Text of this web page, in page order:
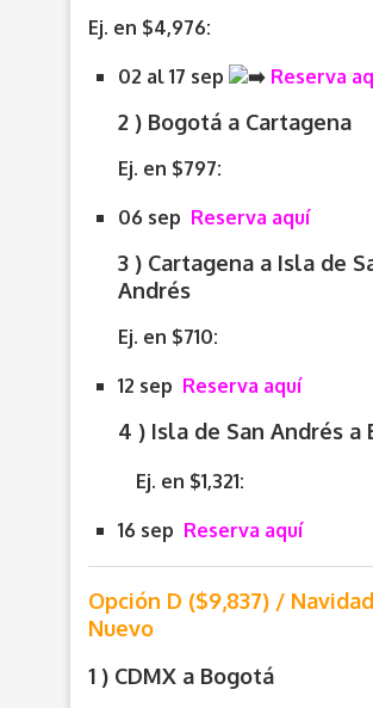
Ej. en $4,976:
02 al 17 sep Reserva
2 ) Bogotá a Cartagena
Ej. en $797:
06 sep Reserva aquí
3 ) Cartagena a Isla de
Andrés
Ej. en $710:
12 sep Reserva aquí
4 ) Isla de San Andrés a
Ej. en $1,321:
16 sep Reserva aquí
Opción D ($9,837) /
Nuevo
1 ) CDMX a Bogotá